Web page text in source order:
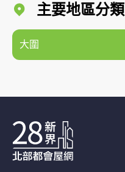
主要地區分類
大圍